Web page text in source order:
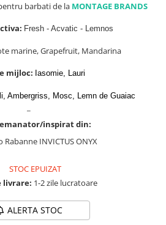
barbati de la MONTAGE BRANDS
Fresh - Acvatic - Lemnos
marine, Grapefruit, Mandarina
mijloc: Iasomie, Lauri
Ambergriss, Mosc, Lemn de Guaiac
inspirat din:
Rabanne INVICTUS ONYX
STOC EPUIZAT
livrare: 1-2 zile lucratoare
ALERTA STOC